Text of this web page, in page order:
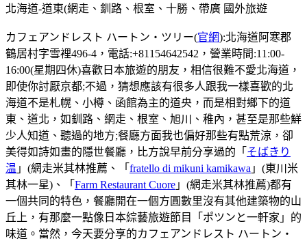
北海道-道東(網走、釧路、根室、十勝、帶廣 國外旅遊
カフェアンドレスト ハートン・ツリー(官網):北海道阿寒郡
鶴居村字雪裡496-4，電話:+81154642542，營業時間:11:00-
16:00(星期四休)喜歡日本旅遊的朋友，相信很難不愛北海道，
即使你討厭京都;不過，猜想應該有很多人跟我一樣喜歡的北
海道不是札幌、小樽、函館為主的道央，而是相對鄉下的道
東、道北，如釧路、網走、根室、旭川、稚內，甚至是那些鮮
少人知道、聽過的地方;餐廳方面我也偏好那些有點荒涼，卻
美得如詩如畫的隱世餐廳，比方說早前分享過的「 そばきり
温 」(網走米其林推薦、「 fratello di mikuni kamikawa 」(東川米
其林一星)、「 Farm Restaurant Cuore 」(網走米其林推薦)都有
一個共同的特色，餐廳開在一個方圓數里沒有其他建築物的山
丘上，有那麼一點像日本綜藝旅遊節目「ポツンと一軒家」的
味道。當然，今天要分享的カフェアンドレスト ハートン・